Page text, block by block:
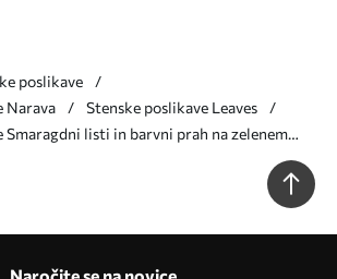
poslikave
Narava
Stenske poslikave Leaves
Smaragdni listi in barvni prah na zelenem
Naročite se na novice